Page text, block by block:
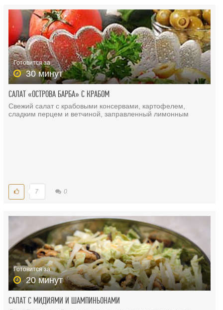
Готовится за
30 минут
САЛАТ «ОСТРОВА БАРБА» С КРАБОМ
Свежий салат с крабовыми консервами, картофелем,
сладким перцем и ветчиной, заправленный лимонным
7 0
Готовится за
20 минут
САЛАТ С МИДИЯМИ И ШАМПИНЬОНАМИ